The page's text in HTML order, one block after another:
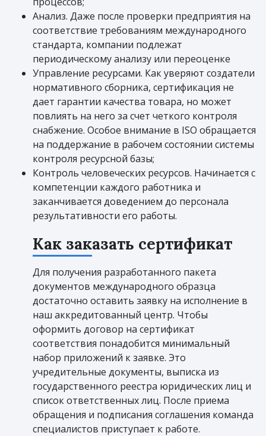
Анализ. Даже после проверки предприятия на
соответствие требованиям международного
стандарта, компании подлежат
периодическому анализу или переоценке
Управление ресурсами. Как уверяют создатели
нормативного сборника, сертификация не
дает гарантии качества товара, но может
повлиять на него за счет четкого контроля
снабжение. Особое внимание в ISO обращается
на поддержание в рабочем состоянии системы
контроля ресурсной базы;
Контроль человеческих ресурсов. Начинается с
компетенции каждого работника и
заканчивается доведением до персонала
результативности его работы.
Как заказать сертификат
Для получения разработанного пакета
документов международного образца
достаточно оставить заявку на исполнение в
наш аккредитованный центр. Чтобы
оформить договор на сертификат
соответствия понадобится минимальный
набор приложений к заявке. Это
учредительные документы, выписка из
государственного реестра юридических лиц и
список ответственных лиц. После приема
обращения и подписания соглашения команда
специалистов приступает к работе.